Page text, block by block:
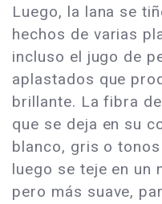
Luego, la lana se
hechos de varias
incluso el jugo de
aplastados que
brillante. La fibra
que se deja en su
blanco, gris o
luego se teje en un
pero más suave,